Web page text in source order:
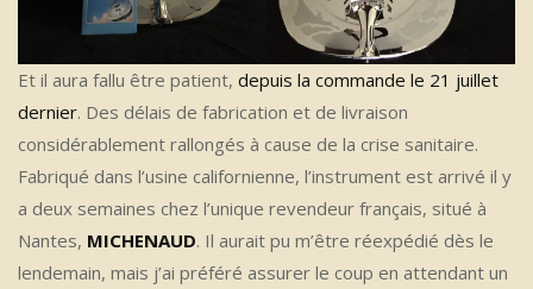
Et il aura fallu être patient, depuis la commande le 21 juillet
dernier. Des délais de fabrication et de livraison
considérablement rallongés à cause de la crise sanitaire.
Fabriqué dans l’usine californienne, l’instrument est arrivé il y
a deux semaines chez l’unique revendeur français, situé à
Nantes, MICHENAUD. Il aurait pu m’être réexpédié dès le
lendemain, mais j’ai préféré assurer le coup en attendant un